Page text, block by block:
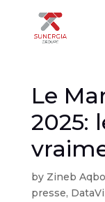
Le
2025:
by Zineb
presse,